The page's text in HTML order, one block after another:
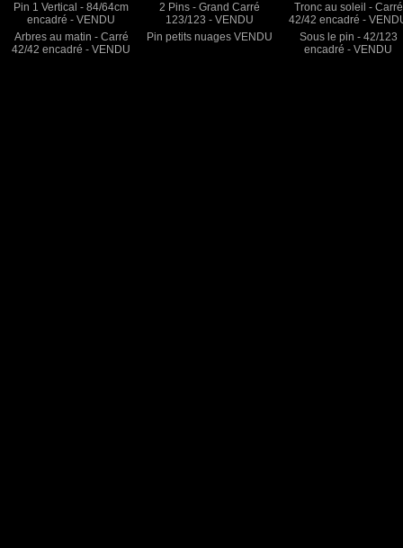
Pin 1 Vertical - 84/64cm
encadré - VENDU
2 Pins - Grand Carré
123/123 - VENDU
Tronc au soleil - Carré
42/42 encadré -
Arbres au matin - Carré
42/42 encadré - VENDU
Pin petits nuages VENDU
Sous le pin - 42/123
encadré - VENDU